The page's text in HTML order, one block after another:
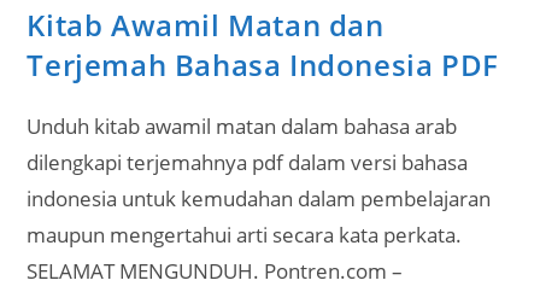
Kitab Awamil Matan dan
Terjemah Bahasa Indonesia PDF
Unduh kitab awamil matan dalam bahasa arab
dilengkapi terjemahnya pdf dalam versi bahasa
indonesia untuk kemudahan dalam pembelajaran
maupun mengertahui arti secara kata perkata.
SELAMAT MENGUNDUH. Pontren.com –